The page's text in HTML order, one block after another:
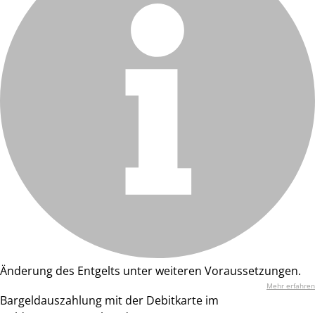
Änderung des Entgelts unter weiteren Voraussetzungen.
Mehr erfahren
Bargeldauszahlung mit der Debitkarte im